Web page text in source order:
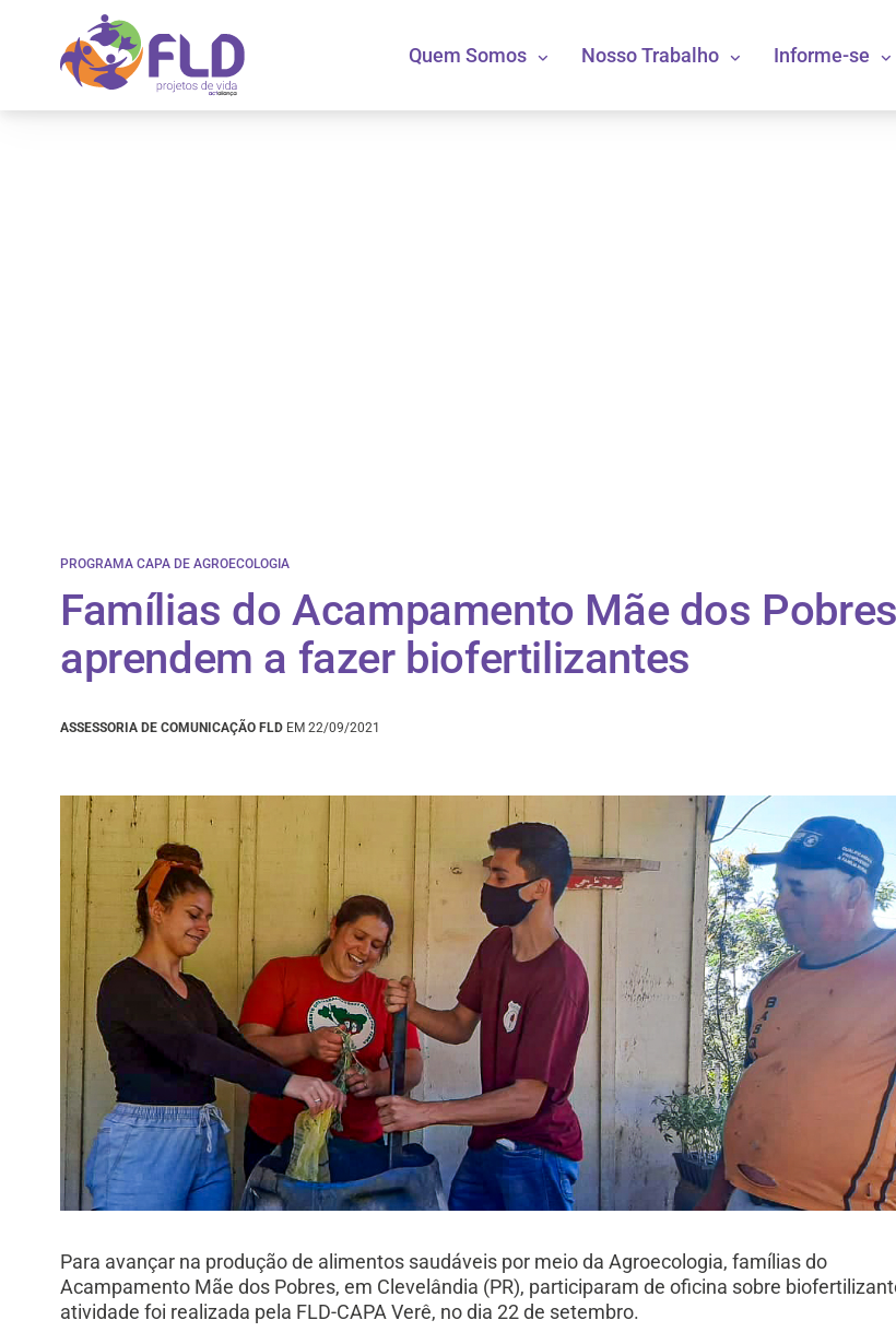
Quem Somos Nosso Trabalho Informe-se
PROGRAMA CAPA DE AGROECOLOGIA
Famílias do Acampamento Mãe dos Pobres
aprendem a fazer biofertilizantes
ASSESSORIA DE COMUNICAÇÃO FLD EM 22/09/2021
Para avançar na produção de alimentos saudáveis por meio da Agroecologia, famílias do
Acampamento Mãe dos Pobres, em Clevelândia (PR), participaram de oficina sobre
atividade foi realizada pela FLD-CAPA Verê, no dia 22 de setembro.